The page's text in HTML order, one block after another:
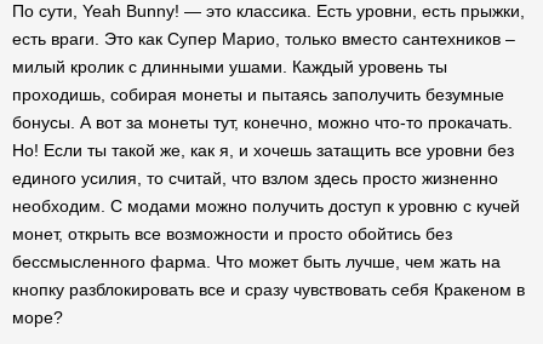
По сути, Yeah Bunny! — это классика. Есть уровни, есть прыжки,
есть враги. Это как Супер Марио, только вместо сантехников –
милый кролик с длинными ушами. Каждый уровень ты
проходишь, собирая монеты и пытаясь заполучить безумные
бонусы. А вот за монеты тут, конечно, можно что-то прокачать.
Но! Если ты такой же, как я, и хочешь затащить все уровни без
единого усилия, то считай, что взлом здесь просто жизненно
необходим. С модами можно получить доступ к уровню с кучей
монет, открыть все возможности и просто обойтись без
бессмысленного фарма. Что может быть лучше, чем жать на
кнопку разблокировать все и сразу чувствовать себя Кракеном в
море?